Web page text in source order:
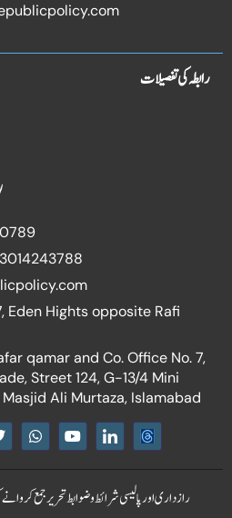
رابطہ کی تفصیلات
Eden Hights opposite Rafi
qamar and Co. Office No. 7,
Street 124, G-13/4 Mini
Ali Murtaza, Islamabad
W
h
t
s
a
Y
o
t
b
I
c
n
-
l
تحریر جمعشرائط و ضوابطرازداری اور پالیسی